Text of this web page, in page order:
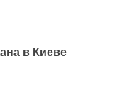
в Киеве